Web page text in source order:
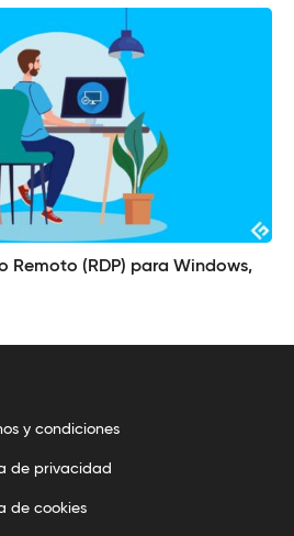
Remoto (RDP) para Windows,
y condiciones
de privacidad
de cookies